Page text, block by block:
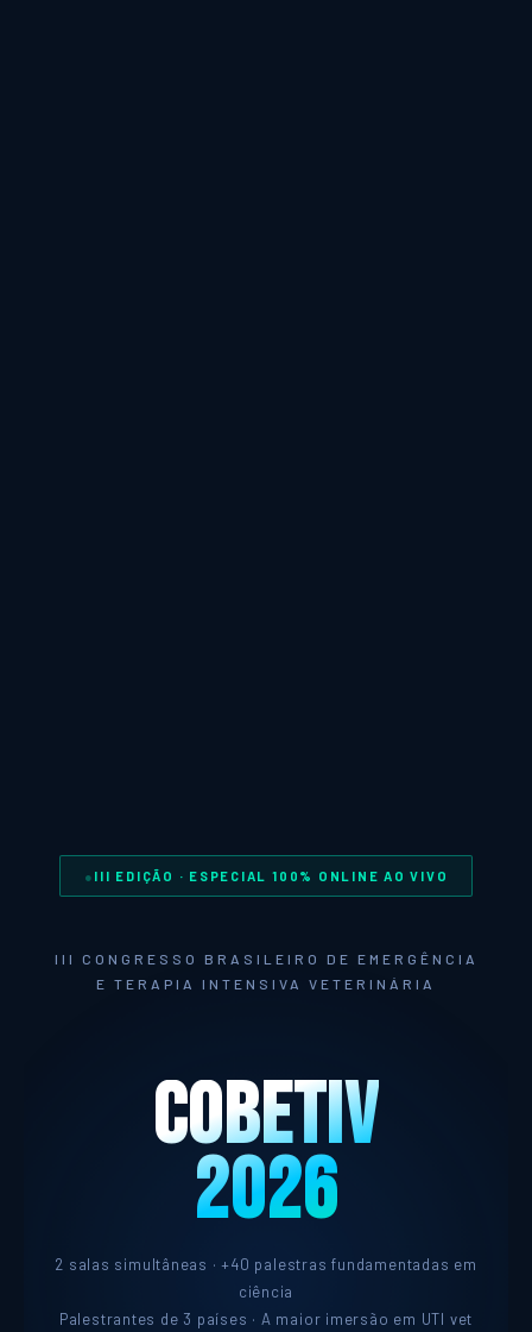
III EDIÇÃO · ESPECIAL 100% ONLINE AO VIVO
III CONGRESSO BRASILEIRO DE EMERGÊNCIA
E TERAPIA INTENSIVA VETERINÁRIA
COBETIV
2026
2 salas simultâneas · +40 palestras fundamentadas em
ciência
Palestrantes de 3 países · A maior imersão em UTI vet